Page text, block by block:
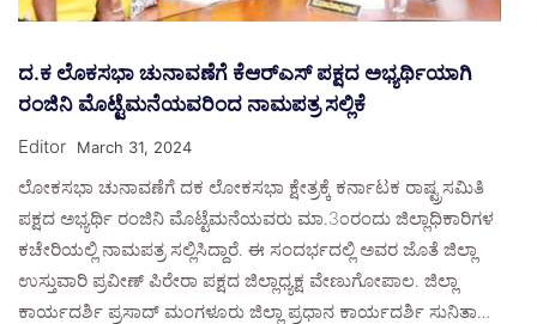
ದ.ಕ ಲೊಕಸಭಾ ಚುನಾವಣೆಗೆ ಕೆಆರ್‌ಎಸ್ ಪಕ್ಷದ ಅಭ್ಯರ್ಥಿಯಾಗಿ
ರಂಜಿನಿ ಮೊಟ್ಟೆಮನೆಯವರಿಂದ ನಾಮಪತ್ರ ಸಲ್ಲಿಕೆ
Editor March 31, 2024
ಲೋಕಸಭಾ ಚುನಾವಣೆಗೆ ದಕ ಲೋಕಸಭಾ ಕ್ಷೇತ್ರಕ್ಕೆ ಕರ್ನಾಟಕ ರಾಷ್ಟ್ರಸಮಿತಿ
ಪಕ್ಷದ ಅಭ್ಯರ್ಥಿ ರಂಜಿನಿ ಮೊಟ್ಟೆಮನೆಯವರು ಮಾ.3೦ರಂದು ಜಿಲ್ಲಾಧಿಕಾರಿಗಳ
ಕಚೇರಿಯಲ್ಲಿ ನಾಮಪತ್ರ ಸಲ್ಲಿಸಿದ್ದಾರೆ. ಈ ಸಂದರ್ಭದಲ್ಲಿ ಅವರ ಜೊತೆ ಜಿಲ್ಲಾ
ಉಸ್ತುವಾರಿ ಪ್ರವೀಣ್ ಪಿರೇರಾ ಪಕ್ಷದ ಜಿಲ್ಲಾಧ್ಯಕ್ಷ ವೇಣುಗೋಪಾಲ. ಜಿಲ್ಲಾ
ಕಾರ್ಯದರ್ಶಿ ಪ್ರಸಾದ್ ಮಂಗಳೂರು ಜಿಲ್ಲಾ ಪ್ರಧಾನ ಕಾರ್ಯದರ್ಶಿ ಸುನಿತಾ…